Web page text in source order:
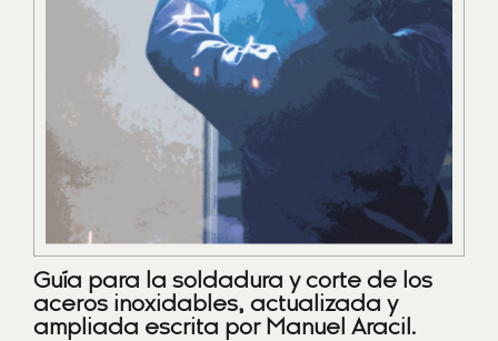
Guía para la soldadura y corte de los
aceros inoxidables, actualizada y
ampliada escrita por Manuel Aracil.